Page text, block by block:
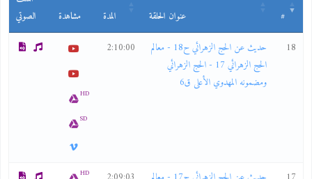
عنوان الحلقة المدة مشاهدة
الصوتي
18
حديث عن الحج الزهرائي ح18 - معالم
الحج الزهرائي 17 - الحج الزهرائي
ومضمونه المهدوي الأعلى ق6
2:10:00
HD
SD
HD